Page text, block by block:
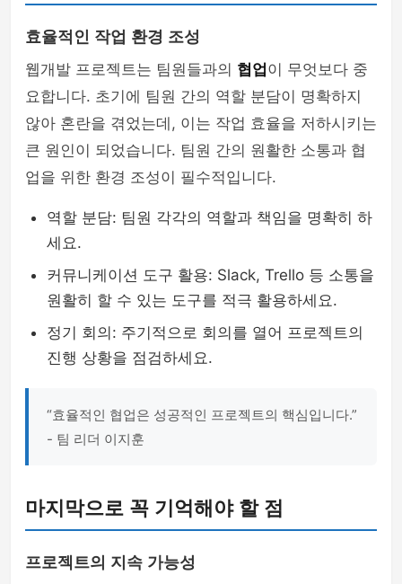
효율적인 작업 환경 조성
웹개발 프로젝트는 팀원들과의 협업 이 무엇보다 중
요합니다. 초기에 팀원 간의 역할 분담이 명확하지
않아 혼란을 겪었는데, 이는 작업 효율을 저하시키는
큰 원인이 되었습니다. 팀원 간의 원활한 소통과 협
업을 위한 환경 조성이 필수적입니다.
역할 분담: 팀원 각각의 역할과 책임을 명확히 하
세요.
커뮤니케이션 도구 활용: Slack, Trello 등 소통을
원활히 할 수 있는 도구를 적극 활용하세요.
정기 회의: 주기적으로 회의를 열어 프로젝트의
진행 상황을 점검하세요.
“효율적인 협업은 성공적인 프로젝트의 핵심입니다.”
- 팀 리더 이지훈
마지막으로 꼭 기억해야 할 점
프로젝트의 지속 가능성